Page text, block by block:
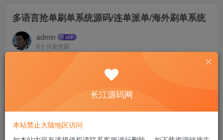
多语言抢单刷单系统源码/连单派单/海外刷单系统
admin
9个月前更新
前端uinapp全开源，后端是thinkphp框架
PC自适应手机端，系统支持设置连单派单
长江源码网
本站禁止大陆地区访问